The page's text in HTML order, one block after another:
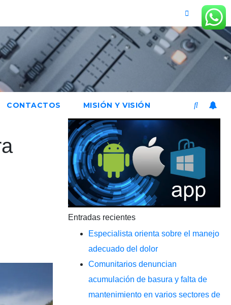
CONTACTOS MISIÓN Y VISIÓN
Entradas recientes
Especialista orienta sobre el manejo
adecuado del dolor
Comunitarios denuncian
acumulación de basura y falta de
mantenimiento en varios sectores de